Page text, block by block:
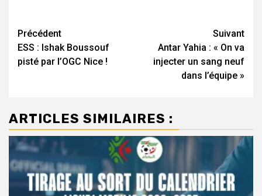
Navigation
d’article
Précédent
ESS : Ishak Boussouf
pisté par l’OGC Nice !
Suivant
Antar Yahia : « On va
injecter un sang neuf
dans l’équipe »
ARTICLES SIMILAIRES :